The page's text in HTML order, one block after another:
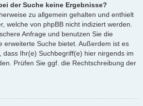
der Suche keine Ergebnisse?
zu allgemein gehalten und enthielt
welche von phpBB nicht indiziert werden.
Anfrage und benutzen Sie die
erweiterte Suche bietet. Außerdem ist es
dass Ihr(e) Suchbegriff(e) hier nirgends im
Prüfen Sie ggf. die Rechtschreibung der